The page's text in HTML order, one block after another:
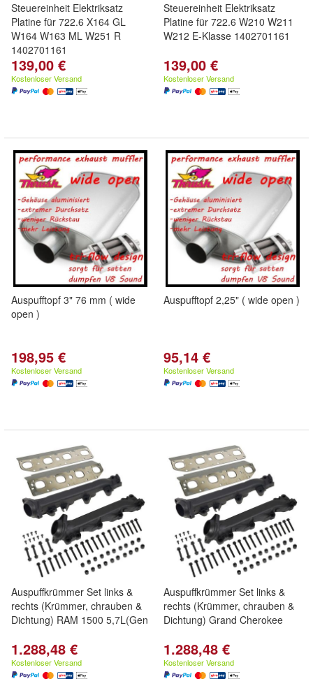
Steuereinheit Elektriksatz
Platine für 722.6 X164 GL
W164 W163 ML W251 R
1402701161
139,00 €
Kostenloser Versand
Steuereinheit Elektriksatz
Platine für 722.6 W210 W211
W212 E-Klasse 1402701161
139,00 €
Kostenloser Versand
Auspufftopf 3" 76 mm ( wide
open )
198,95 €
Kostenloser Versand
Auspufftopf 2,25" ( wide open )
95,14 €
Kostenloser Versand
Auspuffkrümmer Set links &
rechts (Krümmer, chrauben &
Dichtung) RAM 1500 5,7L(Gen
1.288,48 €
Kostenloser Versand
Auspuffkrümmer Set links &
rechts (Krümmer, chrauben &
Dichtung) Grand Cherokee
1.288,48 €
Kostenloser Versand